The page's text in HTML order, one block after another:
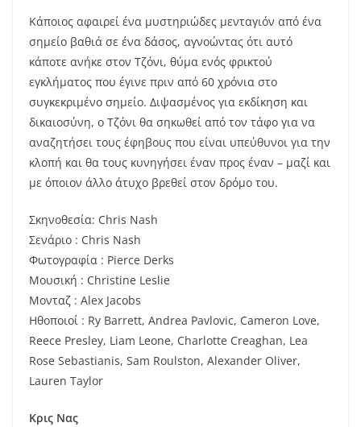
Κάποιος αφαιρεί ένα μυστηριώδες μενταγιόν από ένα
σημείο βαθιά σε ένα δάσος, αγνοώντας ότι αυτό
κάποτε ανήκε στον Τζόνι, θύμα ενός φρικτού
εγκλήματος που έγινε πριν από 60 χρόνια στο
συγκεκριμένο σημείο. Διψασμένος για εκδίκηση και
δικαιοσύνη, ο Τζόνι θα σηκωθεί από τον τάφο για να
αναζητήσει τους έφηβους που είναι υπεύθυνοι για την
κλοπή και θα τους κυνηγήσει έναν προς έναν – μαζί και
με όποιον άλλο άτυχο βρεθεί στον δρόμο του.
Σκηνοθεσία: Chris Nash
Σενάριο : Chris Nash
Φωτογραφία : Pierce Derks
Μουσική : Christine Leslie
Μονταζ : Alex Jacobs
Ηθοποιοί : Ry Barrett, Andrea Pavlovic, Cameron Love,
Reece Presley, Liam Leone, Charlotte Creaghan, Lea
Rose Sebastianis, Sam Roulston, Alexander Oliver,
Lauren Taylor
Κρις Νας